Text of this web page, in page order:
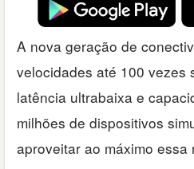
A nova geração de
velocidades até 100 vezes
latência ultrabaixa e
milhões de dispositivos
aproveitar ao máximo